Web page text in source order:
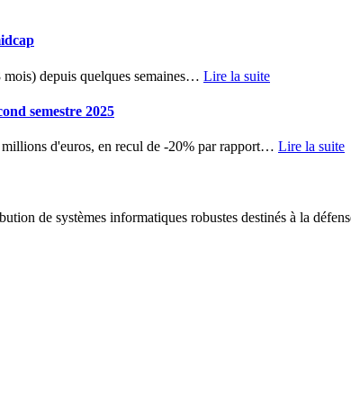
depuis quelques semaines… Lire la suite
semestre 2025
d'euros, en recul de -20% par rapport… Lire la suite
de systèmes informatiques robustes destinés à la